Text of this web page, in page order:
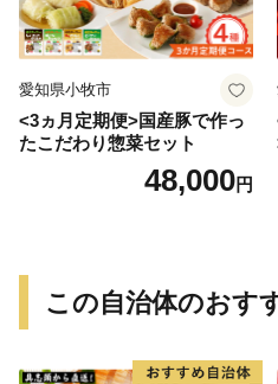
愛知県小牧市
<3ヵ月定期便>国産豚で作っ
たこだわり惣菜セット
48,000円
この自治体のおす